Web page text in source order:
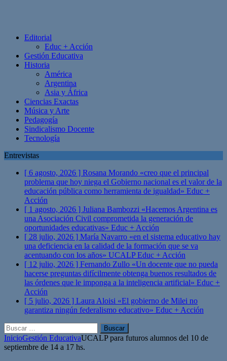
Editorial
Educ + Acción
Gestión Educativa
Historia
América
Argentina
Asia y África
Ciencias Exactas
Música y Arte
Pedagogía
Sindicalismo Docente
Tecnología
Entrevistas
[ 6 agosto, 2026 ] Rosana Morando «creo que el principal
problema que hoy niega el Gobierno nacional es el valor de la
educación pública como herramienta de igualdad» Educ +
Acción
[ 1 agosto, 2026 ] Juliana Bambozzi «Hacemos Argentina es
una Asociación Civil comprometida la generación de
oportunidades educativas» Educ + Acción
[ 28 julio, 2026 ] María Navarro «en el sistema educativo hay
una deficiencia en la calidad de la formación que se va
acentuando con los años» UCALPEduc + Acción
[ 12 julio, 2026 ] Fernando Zullo «Un docente que no pueda
hacerse preguntas difícilmente obtenga buenos resultados de
las órdenes que le imponga a la inteligencia artificial» Educ +
Acción
[ 5 julio, 2026 ] Laura Aloisi «El gobierno de Milei no
garantiza ningún federalismo educativo» Educ + Acción
Buscar:
InicioGestión EducativaUCALP para futuros alumnos del 10 de
septiembre de 14 a 17 hs.